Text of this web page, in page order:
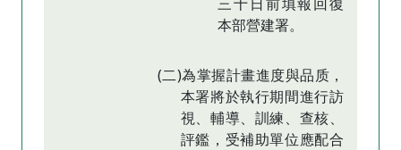
本部營建署。
(二)為掌握計畫進度與品质，
本署將於執行期間進行訪
視、輔導、訓練、查核、
評鑑，受補助單位應配合